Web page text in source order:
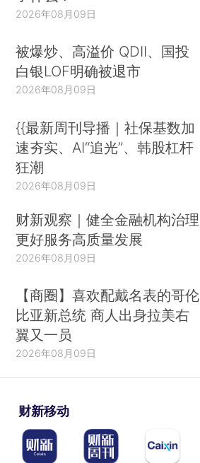
2026年08月09日
被爆炒、高溢价 QDII、国投
白银LOF明确被退市
2026年08月09日
{{最新周刊导播｜社保基数加
速夯实、AI“追光”、韩股杠杆
狂潮
2026年08月09日
财新观察｜健全金融机构治理
更好服务高质量发展
2026年08月09日
【商圈】喜欢配戴名表的哥伦
比亚新总统 商人出身拉美右
翼又一员
2026年08月09日
财新移动